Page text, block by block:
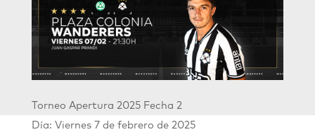
Torneo Apertura 2025 Fecha 2
Día: Viernes 7 de febrero de 2025